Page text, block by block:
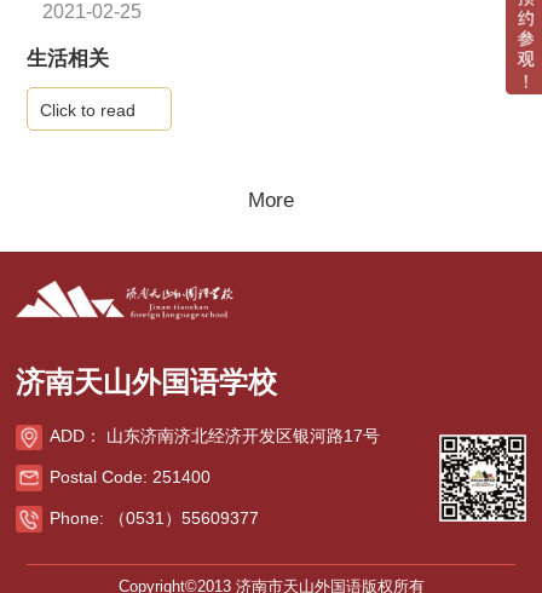
2021-02-25
生活相关
Click to read
More
济南天山外国语学校
ADD： 山东济南济北经济开发区银河路17号
Postal Code: 251400
Phone: （0531）55609377
Copyright©2013 济南市天山外国语版权所有